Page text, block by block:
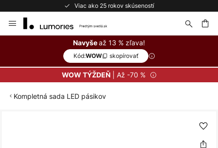
Viac ako 25 rokov skúseností
to
Navyšeaž 13 % zľava!
Kód:WOW skopírovať
WOW TÝŽDEŇ| Až -70 %
Kompletná sada LED pásikov